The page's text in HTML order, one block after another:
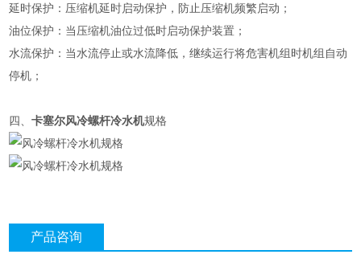
延时保护：压缩机延时启动保护，防止压缩机频繁启动；
油位保护：当压缩机油位过低时启动保护装置；
水流保护：当水流停止或水流降低，继续运行将危害机组时机组自动
停机；
四、卡塞尔风冷螺杆冷水机规格
产品咨询